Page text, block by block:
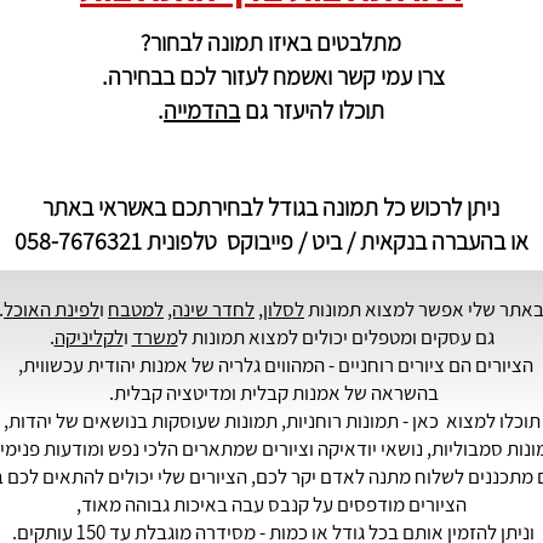
מתלבטים באיזו תמונה לבחור?
צרו עמי קשר ואשמח לעזור לכם בבחירה.
תוכלו להיעזר גםבהדמייה.
ניתן לרכוש כל תמונה בגודל לבחירתכם באשראי באתר
או בהעברה בנקאית / ביט / פייבוקס טלפונית 058-7676321
באתר שלי אפשר למצוא תמונותלסלון,לחדר שינה,למטבח ולפינת האוכל.
גם עסקים ומטפלים יכולים למצוא תמונות למשרדולקליניקה.
הציורים הם ציורים רוחניים - המהווים גלריה שלאמנות יהודיתעכשווית,
בהשראה של אמנות קבלית ומדיטציה קבלית.
תוכלו למצוא כאן - תמונות רוחניות, תמונות שעוסקות בנושאים של יהדות,
סמבוליות, נושאי יודאיקה וציורים שמתארים הלכי נפש ומודעות
לשלוח מתנה לאדם יקר לכם, הציורים שלי יכולים להתאים לכם
הציורים מודפסים על קנבס עבה באיכות גבוהה מאוד,
וניתן להזמין אותם בכל גודל או כמות - מסידרה מוגבלת עד 150 עותקים.